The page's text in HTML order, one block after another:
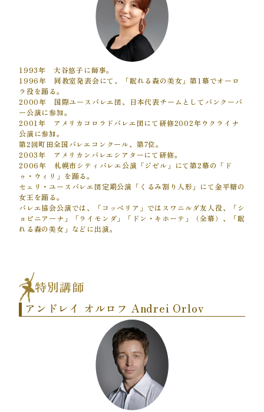
1993年 大谷悠子に師事。
1996年 同教室発表会にて、「眠れる森の美女」第1幕でオーロ
ラ役を踊る。
2000年 国際ユースバレエ団、日本代表チームとしてバンクーバ
ー公演に参加。
2001年 アメリカコロラドバレエ団にて研修2002年ウクライナ
公演に参加。
第2回町田全国バレエコンクール、第7位。
2003年 アメリカンバレエシアターにて研修。
2006年 札幌市シティバレエ公演「ジゼル」にて第2幕の「ド
ゥ・ウィリ」を踊る。
セェリ・ユースバレエ団定期公演「くるみ割り人形」にて金平糖の
女王を踊る。
バレエ協会公演では、「コッペリア」ではスワニルダ友人役、「シ
ョピニアーナ」「ライモンダ」「ドン・キホーテ」（全幕）、「眠
れる森の美女」などに出演。
特別講師
アンドレイ オルロフ Andrei Orlov